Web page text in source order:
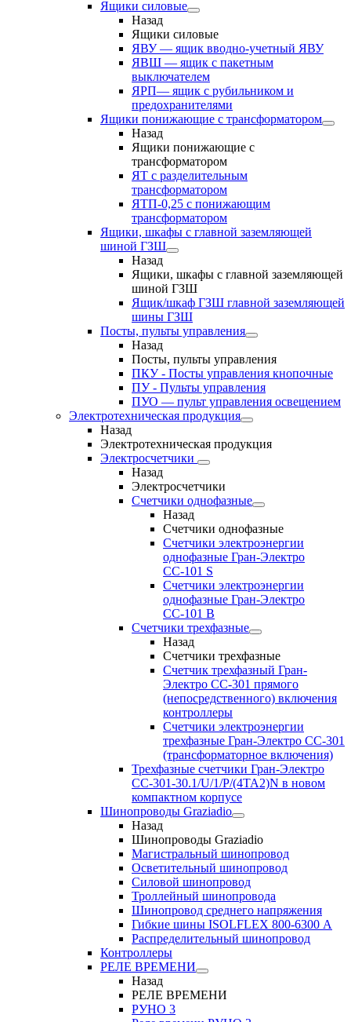
Ящики силовые
Назад
Ящики силовые
ЯВУ — ящик вводно-учетный ЯВУ
ЯВШ — ящик с пакетным
выключателем
ЯРП— ящик с рубильником и
предохранителями
Ящики понижающие с трансформатором
Назад
Ящики понижающие с
трансформатором
ЯТ с разделительным
трансформатором
ЯТП-0,25 с понижающим
трансформатором
Ящики, шкафы с главной заземляющей
шиной ГЗШ
Назад
Ящики, шкафы с главной заземляющей
шиной ГЗШ
Ящик/шкаф ГЗШ главной заземляющей
шины ГЗШ
Посты, пульты управления
Назад
Посты, пульты управления
ПКУ - Посты управления кнопочные
ПУ - Пульты управления
ПУО — пульт управления освещением
Электротехническая продукция
Назад
Электротехническая продукция
Электросчетчики
Назад
Электросчетчики
Счетчики однофазные
Назад
Счетчики однофазные
Счетчики электроэнергии
однофазные Гран-Электро
СС-101 S
Счетчики электроэнергии
однофазные Гран-Электро
СС-101 B
Счетчики трехфазные
Назад
Счетчики трехфазные
Счетчик трехфазный Гран-
Электро CC-301 прямого
(непосредственного) включения
контроллеры
Счетчики электроэнергии
трехфазные Гран-Электро CC-301
(трансформаторное включения)
Трехфазные счетчики Гран-Электро
СС-301-30.1/U/1/P/(4TA2)N в новом
компактном корпусе
Шинопроводы Graziadio
Назад
Шинопроводы Graziadio
Магистральный шинопровод
Осветительный шинопровод
Силовой шинопровод
Троллейный шинопровода
Шинопровод среднего напряжения
Гибкие шины ISOLFLEX 800-6300 А
Распределительный шинопровод
Контроллеры
РЕЛЕ ВРЕМЕНИ
Назад
РЕЛЕ ВРЕМЕНИ
РУНО 3